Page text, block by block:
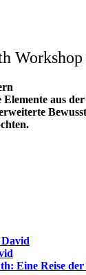
aus
Eine Reise der